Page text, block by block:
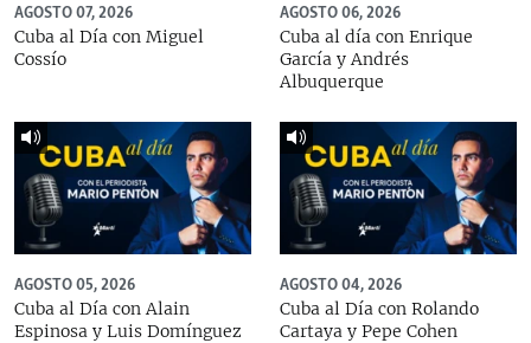
AGOSTO 07, 2026
Cuba al Día con Miguel
Cossío
AGOSTO 06, 2026
Cuba al día con Enrique
García y Andrés
Albuquerque
AGOSTO 05, 2026
Cuba al Día con Alain
Espinosa y Luis Domínguez
AGOSTO 04, 2026
Cuba al Día con Rolando
Cartaya y Pepe Cohen